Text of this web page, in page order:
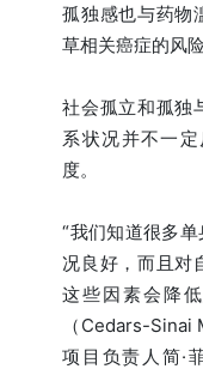
孤独感也与药物
草相关癌症的风
社会孤立和孤独
系状况并不一
度。
“我们知道很多
况良好，而且对
这些因素会降
（Cedars-
项目负责人简·